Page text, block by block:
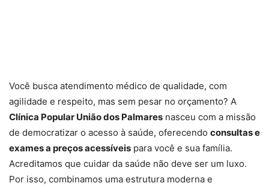
Você busca atendimento médico de qualidade, com
agilidade e respeito, mas sem pesar no orçamento? A
Clínica Popular União dos Palmares nasceu com a missão
de democratizar o acesso à saúde, oferecendo consultas e
exames a preços acessíveis para você e sua família.
Acreditamos que cuidar da saúde não deve ser um luxo.
Por isso, combinamos uma estrutura moderna e